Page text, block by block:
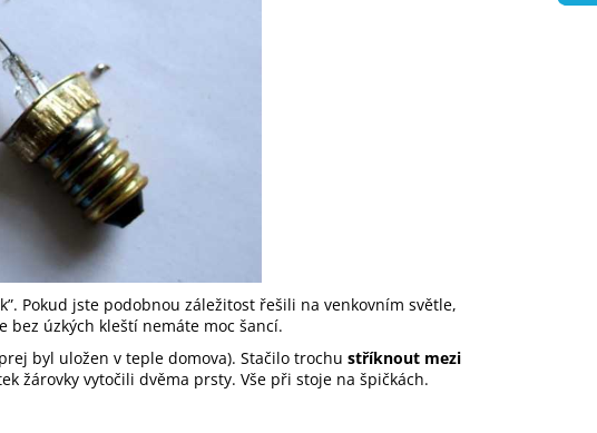
Pokud jste podobnou záležitost řešili na venkovním světle,
bez úzkých kleští nemáte moc šancí.
byl uložen v teple domova). Stačilo trochu stříknout mezi
žárovky vytočili dvěma prsty. Vše při stoje na špičkách.